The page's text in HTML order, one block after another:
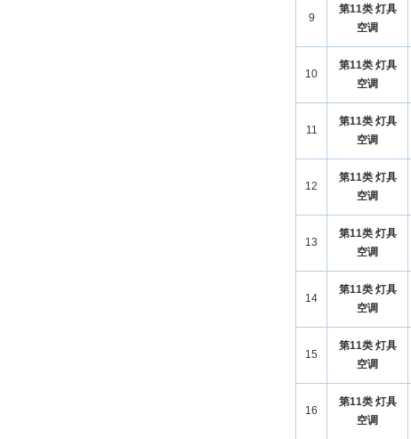
9
第11类 灯具
空调
10
第11类 灯具
空调
11
第11类 灯具
空调
12
第11类 灯具
空调
13
第11类 灯具
空调
14
第11类 灯具
空调
15
第11类 灯具
空调
16
第11类 灯具
空调